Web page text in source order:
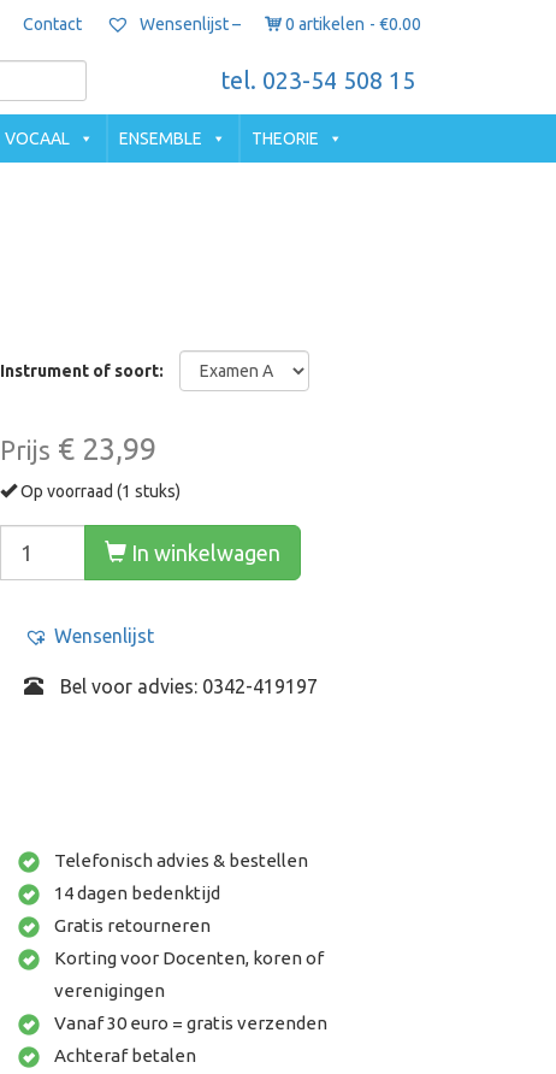
Contact Wensenlijst – 0 artikelen €0.00
tel. 023-54 508 15
VOCAAL ENSEMBLE THEORIE
Instrument of soort:
Prijs € 23,99
Op voorraad (1 stuks)
In winkelwagen
Wensenlijst
Bel voor advies: 0342-419197
Telefonisch advies & bestellen
14 dagen bedenktijd
Gratis retourneren
Korting voor Docenten, koren of
verenigingen
Vanaf 30 euro = gratis verzenden
Achteraf betalen